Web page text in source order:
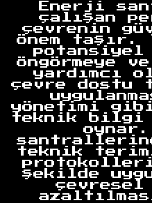
Enerji
çalışan
çevrenin
önem
öngörmeye
yardımcı
çevre dostu
yönetimi
teknik bilgi
teknik
şekilde